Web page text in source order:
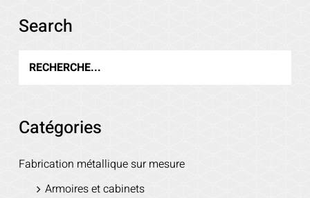
Search
Catégories
Fabrication métallique sur mesure
Armoires et cabinets